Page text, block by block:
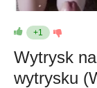
+1
Wytrysk
wytrysku